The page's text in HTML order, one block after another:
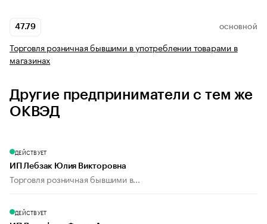
47.79 ОСНОВНОЙ
Торговля розничная бывшими в употреблении товарами в
магазинах
Другие предприниматели с тем же
ОКВЭД
ДЕЙСТВУЕТ
ИП Лебзак Юлия Викторовна
Торговля розничная бывшими в...
ДЕЙСТВУЕТ